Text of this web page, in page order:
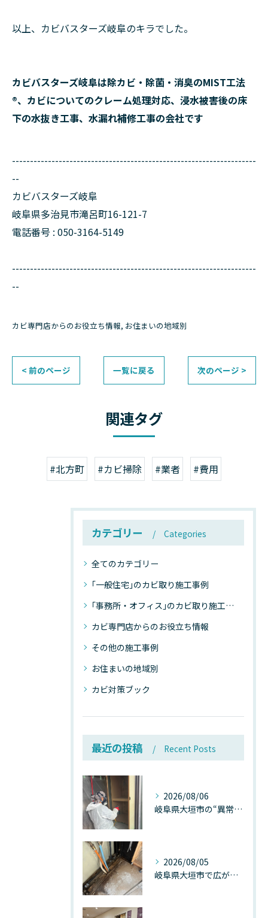
以上、カビバスターズ岐阜のキラでした。
カビバスターズ岐阜は除カビ・除菌・消臭のMIST工法
®、カビについてのクレーム処理対応、浸水被害後の床
下の水抜き工事、水漏れ補修工事の会社です
--------------------------------------------------------------------
--
カビバスターズ岐阜
岐阜県多治見市滝呂町16-121-7
電話番号 : 050-3164-5149
--------------------------------------------------------------------
--
カビ専門店からのお役立ち情報 お住まいの地域別
< 前のページ 一覧に戻る 次のページ >
関連タグ
#北方町 #カビ掃除 #業者 #費用
カテゴリー Categories
全てのカテゴリー
｢一般住宅｣のカビ取り施工事例
｢事務所・オフィス｣のカビ取り施工事例
カビ専門店からのお役立ち情報
その他の施工事例
お住まいの地域別
カビ対策ブック
最近の投稿 Recent Posts
2026/08/06
岐阜県大垣市の“異常に高い気温”が建物内部を腐らせる──深層カビが爆発的に増える本当の理由
2026/08/05
岐阜県大垣市で広がる“深層カビ汚染”──なぜ除カビが必要なのか、建物内部で起きている見えない危機